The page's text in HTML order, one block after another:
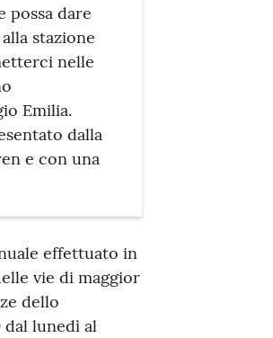
possa dare
stazione
nelle
Emilia.
dalla
e con una
effettuato in
vie di maggior
dello
dal lunedì al